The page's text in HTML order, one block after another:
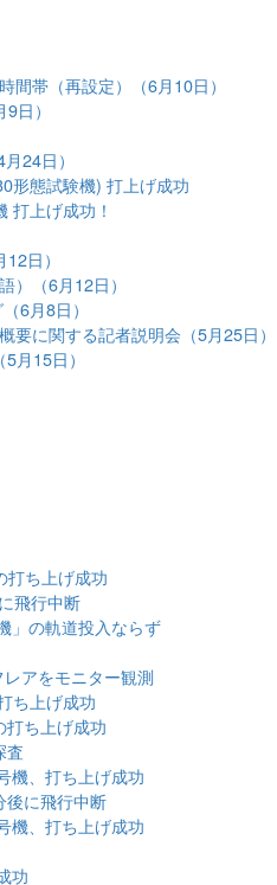
帯（再設定）（6月10日）
日）
24日）
形態試験機) 打上げ成功
打上げ成功！
日）
）（6月12日）
6月8日）
に関する記者説明会（5月25日）
月15日）
打ち上げ成功
飛行中断
」の軌道投入ならず
アをモニター観測
ち上げ成功
ち上げ成功
査
機、打ち上げ成功
後に飛行中断
機、打ち上げ成功
功